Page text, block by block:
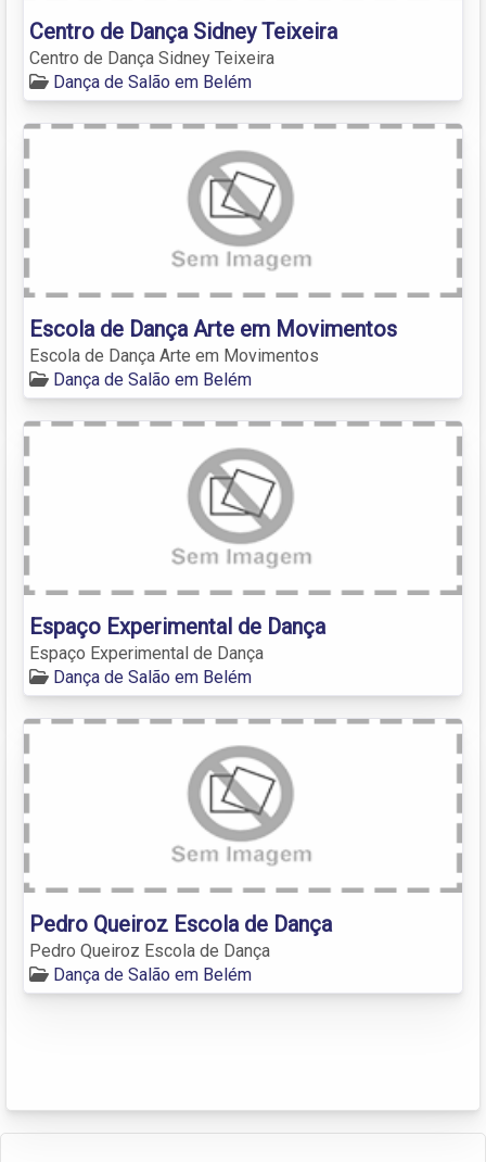
Centro de Dança Sidney Teixeira
Centro de Dança Sidney Teixeira
Dança de Salão em Belém
Escola de Dança Arte em Movimentos
Escola de Dança Arte em Movimentos
Dança de Salão em Belém
Espaço Experimental de Dança
Espaço Experimental de Dança
Dança de Salão em Belém
Pedro Queiroz Escola de Dança
Pedro Queiroz Escola de Dança
Dança de Salão em Belém